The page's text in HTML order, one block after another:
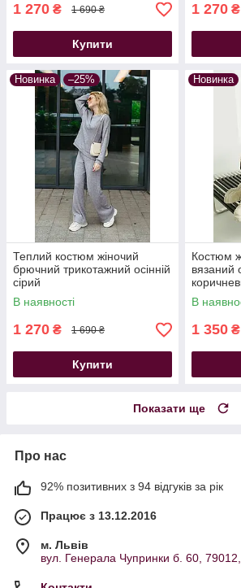
1 270 ₴ 1 690 ₴
Купити
1 270 ₴
Новинка –25%
Теплий костюм жіночий
брючний трикотажний осінній
сірий
В наявності
1 270 ₴ 1 690 ₴
Купити
Новинка
Костюм
вязаний
В
1 350 ₴
Показати ще
Про нас
92% позитивних з 94 відгуків за рік
Працює з 13.12.2016
м. Львів
вул. Генерала Чупринки б. 60, 79012,